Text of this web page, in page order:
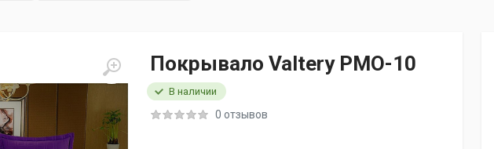
Покрывало Valtery PMO-10
0 отзывов
В наличии